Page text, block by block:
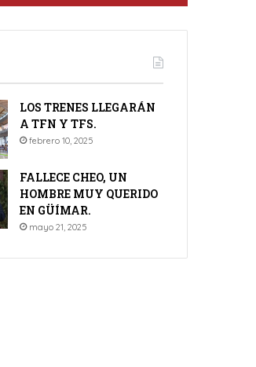
LOS TRENES LLEGARÁN
A TFN Y TFS.
febrero 10, 2025
FALLECE CHEO, UN
HOMBRE MUY QUERIDO
EN GÜÍMAR.
mayo 21, 2025